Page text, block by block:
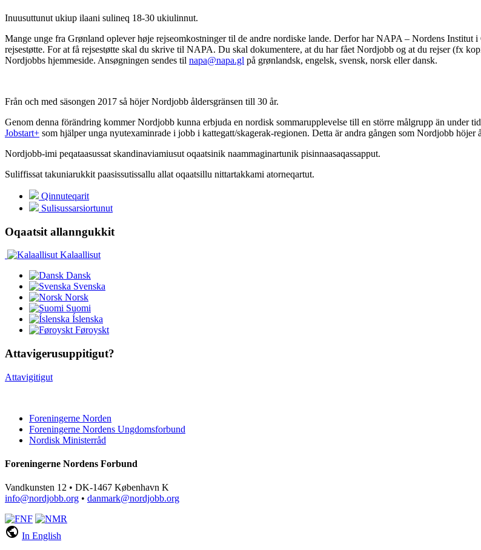
Inuusuttunut ukiup ilaani sulineq 18-30 ukiulinnut.
Mange unge fra Grønland oplever høje rejseomkostninger til de andre nordiske lande. Derfor har NAPA – Nordens
rejsestøtte. For at få rejsestøtte skal du skrive til NAPA. Du skal dokumentere, at du har fået Nordjobb og at du rejser (fx
Nordjobbs hjemmeside. Ansøgningen sendes til napa@napa.gl på grønlandsk, engelsk, svensk, norsk eller dansk.
Från och med säsongen 2017 så höjer Nordjobb åldersgränsen till 30 år.
Genom denna förändring kommer Nordjobb kunna erbjuda en nordisk sommarupplevelse till en större målgrupp än under
Jobstart+ som hjälper unga nyutexaminrade i jobb i kattegatt/skagerak-regionen. Detta är andra gången som Nordjobb höjer
Nordjobb-imi peqataasussat skandinaviamiusut oqaatsinik naammaginartunik pisinnaasaqassapput.
Suliffissat takuniarukkit paasissutissallu allat oqaatsillu nittartakkami atorneqartut.
Qinnuteqarit
Sulisussarsiortunut
Oqaatsit allanngukkit
Kalaallisut
Dansk
Svenska
Norsk
Suomi
Íslenska
Føroyskt
Attavigerusuppitigut?
Attavigitigut
Foreningerne Norden
Foreningerne Nordens Ungdomsforbund
Nordisk Ministerråd
Foreningerne Nordens Forbund
Vandkunsten 12 • DK-1467 København K
info@nordjobb.org • danmark@nordjobb.org
public In English